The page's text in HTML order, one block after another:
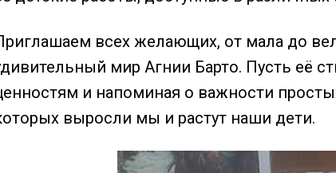
всех желающих, от мала до
мир Агнии Барто. Пусть её
и напоминая о важности
выросли мы и растут наши дети.